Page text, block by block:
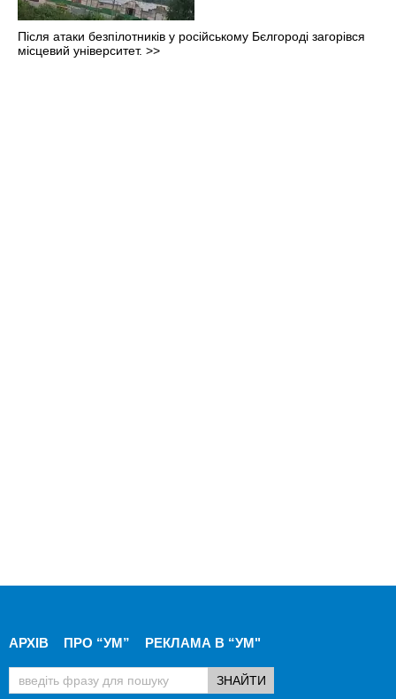
Після атаки безпілотників у російському Бєлгороді загорівся
місцевий університет. >>
АРХІВ ПРО “УМ” РЕКЛАМА В “УМ"